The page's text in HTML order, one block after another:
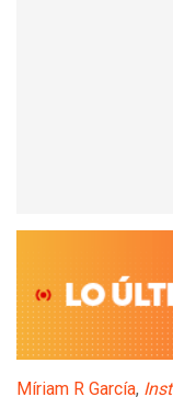
Míriam R García,